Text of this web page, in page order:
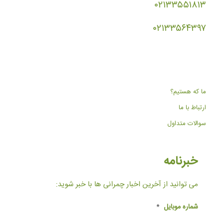
۰۲۱۳۳۵۵۱۸۱۳
۰۲۱۳۳۵۶۴۳۹۷
ما که هستیم؟
ارتباط با ما
سوالات متداول
خبرنامه
می توانید از آخرین اخبار چمرانی ها با خبر شوید:
شماره موبایل *